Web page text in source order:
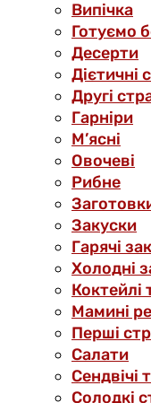
Випічка
Готуємо
Десерти
Дієтичні
Другі
Гарніри
М’ясні
Овочеві
Рибне
Закуски
Гарячі
Холодні
Коктейлі
Мамині
Перші
Салати
Сендвічі
Солодкі